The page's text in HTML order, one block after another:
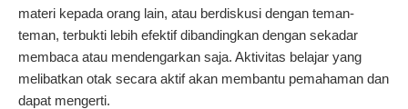
materi kepada orang lain, atau berdiskusi dengan teman-
teman, terbukti lebih efektif dibandingkan dengan sekadar
membaca atau mendengarkan saja. Aktivitas belajar yang
melibatkan otak secara aktif akan membantu pemahaman dan
dapat mengerti.